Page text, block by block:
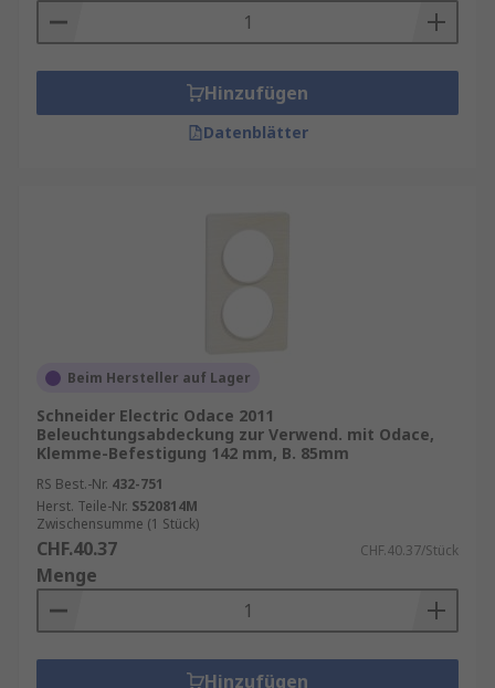
Hinzufügen
Datenblätter
Beim Hersteller auf Lager
Schneider Electric Odace 2011
Beleuchtungsabdeckung zur Verwend. mit Odace,
Klemme-Befestigung 142 mm, B. 85mm
RS Best.-Nr. 432-751
Herst. Teile-Nr. S520814M
Zwischensumme (1 Stück)
CHF.40.37 CHF.40.37/Stück
Menge
Hinzufügen